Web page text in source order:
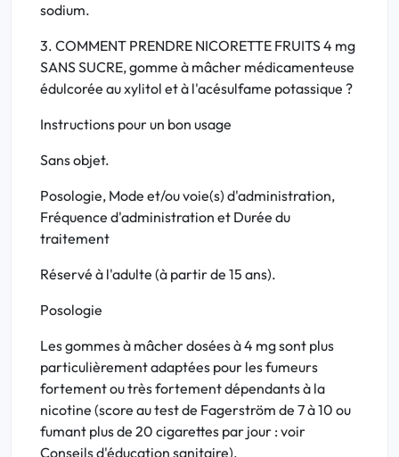
sodium.
3. COMMENT PRENDRE NICORETTE FRUITS 4 mg
SANS SUCRE, gomme à mâcher médicamenteuse
édulcorée au xylitol et à l'acésulfame potassique ?
Instructions pour un bon usage
Sans objet.
Posologie, Mode et/ou voie(s) d'administration,
Fréquence d'administration et Durée du
traitement
Réservé à l'adulte (à partir de 15 ans).
Posologie
Les gommes à mâcher dosées à 4 mg sont plus
particulièrement adaptées pour les fumeurs
fortement ou très fortement dépendants à la
nicotine (score au test de Fagerström de 7 à 10 ou
fumant plus de 20 cigarettes par jour : voir
Conseils d'éducation sanitaire).